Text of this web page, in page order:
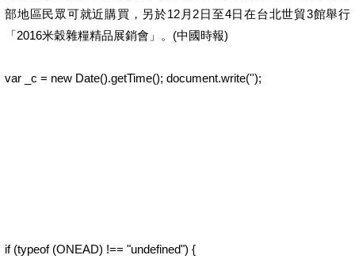
部地區民眾可就近購買，另於12月2日至4日在台北世貿3館舉行
「2016米穀雜糧精品展銷會」。(中國時報)
var _c = new Date().getTime(); document.write('');
if (typeof (ONEAD) !== "undefined") {